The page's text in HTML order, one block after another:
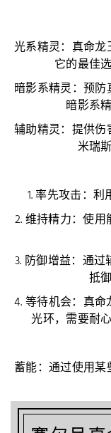
光系精灵：真命
它的最佳
暗影系精灵：预
暗影系
辅助精灵：提供伤
米瑞
1. 率先攻击：利
2. 维持精力：使
3. 防御增益：通过
抵
4. 等待机会：真
光环，需要耐
蓄能：通过使用